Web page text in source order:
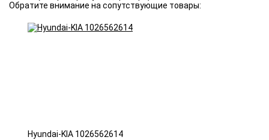
Обратите внимание на сопутствующие товары:
Hyundai-KIA 1026562614